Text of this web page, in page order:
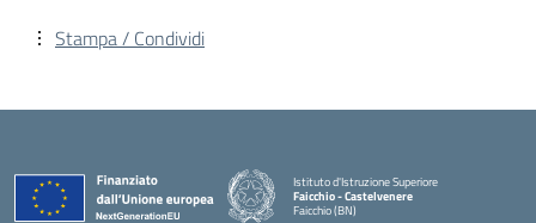
Stampa / Condividi
Istituto d'Istruzione Superiore
Faicchio - Castelvenere
Faicchio (BN)